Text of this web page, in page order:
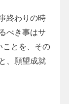
終わりの時
べき事はサ
ことを、その
、願望成就